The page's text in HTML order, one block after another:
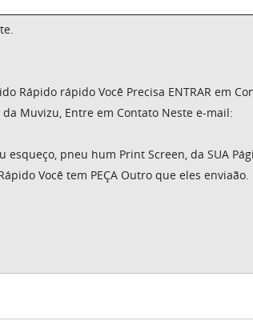
Rápido rápido Você Precisa ENTRAR em
Muvizu, Entre em Contato Neste e-mail:
esqueço, pneu hum Print Screen, da SUA
Você tem PEÇA Outro que eles enviaão.